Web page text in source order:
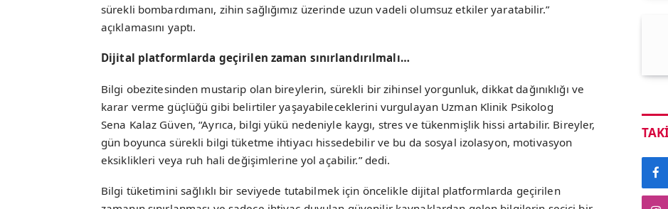
sürekli bombardımanı, zihin sağlığımız üzerinde uzun vadeli olumsuz etkiler yaratabilir.”
açıklamasını yaptı.
Dijital platformlarda geçirilen zaman sınırlandırılmalı…
Bilgi obezitesinden mustarip olan bireylerin, sürekli bir zihinsel yorgunluk, dikkat dağınıklığı ve
karar verme güçlüğü gibi belirtiler yaşayabileceklerini vurgulayan Uzman Klinik Psikolog
Sena Kalaz Güven, “Ayrıca, bilgi yükü nedeniyle kaygı, stres ve tükenmişlik hissi artabilir. Bireyler,
gün boyunca sürekli bilgi tüketme ihtiyacı hissedebilir ve bu da sosyal izolasyon, motivasyon
eksiklikleri veya ruh hali değişimlerine yol açabilir.” dedi.
Bilgi tüketimini sağlıklı bir seviyede tutabilmek için öncelikle dijital platformlarda geçirilen